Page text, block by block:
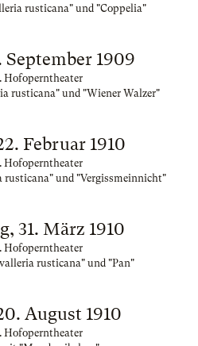
rusticana" und "Coppelia"
September 1909
Hofoperntheater
rusticana" und "Wiener Walzer"
Februar 1910
Hofoperntheater
rusticana" und "Vergissmeinnicht"
31. März 1910
Hofoperntheater
rusticana" und "Pan"
August 1910
Hofoperntheater